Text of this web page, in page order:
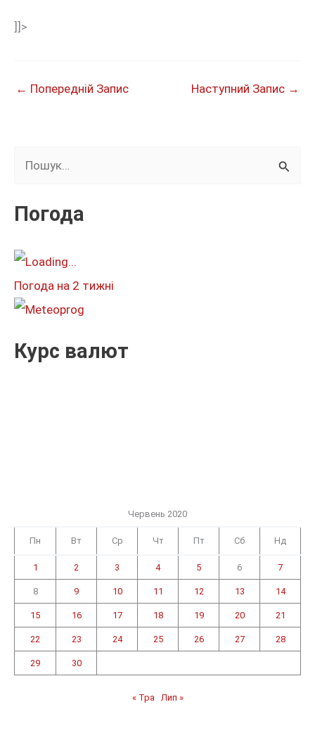
]]>
← Попередній Запис Наступний Запис →
к
т
:
Погода
Погода на 2 тижні
Курс валют
Червень 2020
Пн Вт Ср Чт Пт Сб Нд
1 2 3 4 5 6 7
8 9 10 11 12 13 14
15 16 17 18 19 20 21
22 23 24 25 26 27 28
29 30
« Тра Лип »